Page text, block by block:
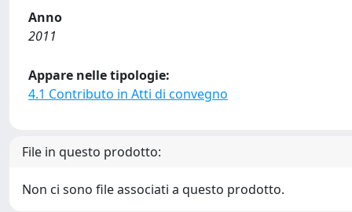
Anno
2011
Appare nelle tipologie:
4.1 Contributo in Atti di convegno
File in questo prodotto:
Non ci sono file associati a questo prodotto.